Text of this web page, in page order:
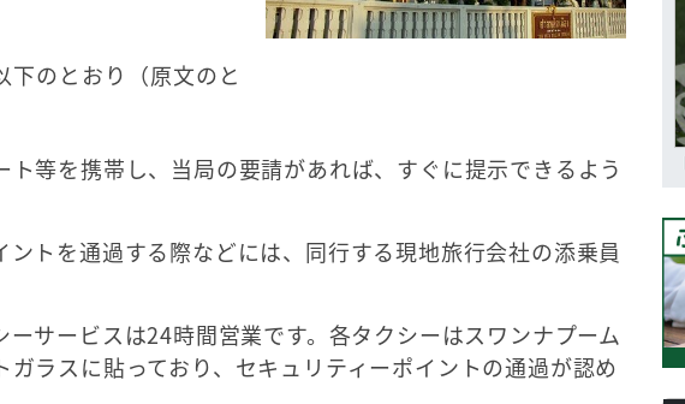
のとおり（原文のと
等を携帯し、当局の要請があれば、すぐに提示できるよう
トを通過する際などには、同行する現地旅行会社の添乗員
サービスは24時間営業です。各タクシーはスワンナプーム
ラスに貼っており、セキュリティーポイントの通過が認め